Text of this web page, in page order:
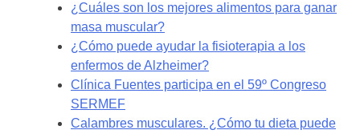
¿Cuáles son los mejores alimentos para ganar
masa muscular?
¿Cómo puede ayudar la fisioterapia a los
enfermos de Alzheimer?
Clínica Fuentes participa en el 59º Congreso
SERMEF
Calambres musculares. ¿Cómo tu dieta puede